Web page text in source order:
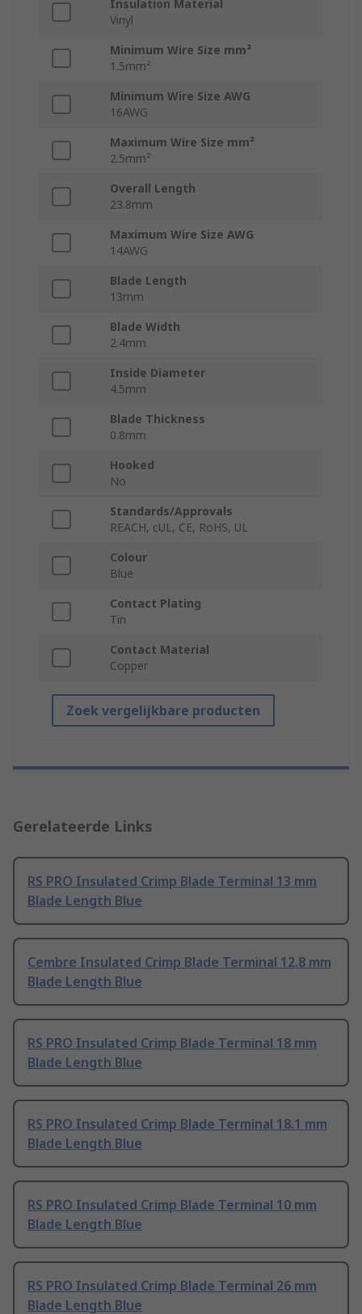
Insulation Material
Vinyl
Minimum Wire Size mm²
1.5mm²
Minimum Wire Size AWG
16AWG
Maximum Wire Size mm²
2.5mm²
Overall Length
23.8mm
Maximum Wire Size AWG
14AWG
Blade Length
13mm
Blade Width
2.4mm
Inside Diameter
4.5mm
Blade Thickness
0.8mm
Hooked
No
Standards/Approvals
REACH, cUL, CE, RoHS, UL
Colour
Blue
Contact Plating
Tin
Contact Material
Copper
Zoek vergelijkbare producten
Gerelateerde Links
RS PRO Insulated Crimp Blade Terminal 13 mm
Blade Length Blue
Cembre Insulated Crimp Blade Terminal 12.8 mm
Blade Length Blue
RS PRO Insulated Crimp Blade Terminal 18 mm
Blade Length Blue
RS PRO Insulated Crimp Blade Terminal 18.1 mm
Blade Length Blue
RS PRO Insulated Crimp Blade Terminal 10 mm
Blade Length Blue
RS PRO Insulated Crimp Blade Terminal 26 mm
Blade Length Blue